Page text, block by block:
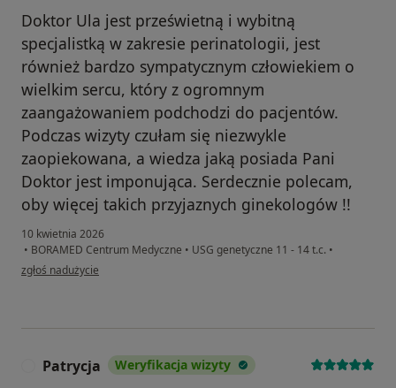
Doktor Ula jest prześwietną i wybitną
specjalistką w zakresie perinatologii, jest
również bardzo sympatycznym człowiekiem o
wielkim sercu, który z ogromnym
zaangażowaniem podchodzi do pacjentów.
Podczas wizyty czułam się niezwykle
zaopiekowana, a wiedza jaką posiada Pani
Doktor jest imponująca. Serdecznie polecam,
oby więcej takich przyjaznych ginekologów !!
10 kwietnia 2026
• BORAMED Centrum Medyczne • USG genetyczne 11 - 14 t.c. •
w opinii użytkownika Aleksandra W
zgłoś nadużycie
Patrycja Weryfikacja wizyty